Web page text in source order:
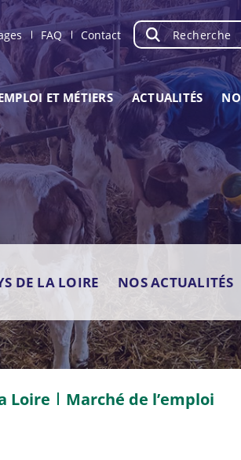
FAQ Contact Recherche
OK
ET MÉTIERS ACTUALITÉS
DE LA LOIRE NOS ACTUALITÉS
Loire Marché de l’emploi